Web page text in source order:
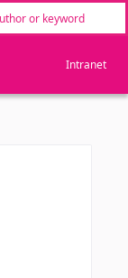
Intranet